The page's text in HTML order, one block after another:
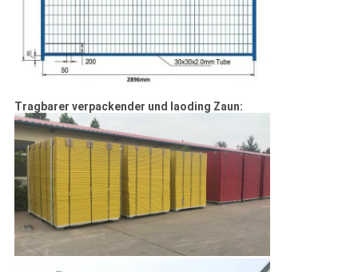
Tragbarer verpackender und laoding Zaun: